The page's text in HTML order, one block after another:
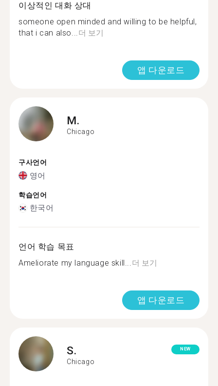
이상적인 대화 상대
someone open minded and willing to be helpful,
that i can also...더 보기
앱 다운로드
M.
Chicago
구사언어
영어
학습언어
한국어
언어 학습 목표
Ameliorate my language skill...더 보기
앱 다운로드
S.
Chicago
NEW